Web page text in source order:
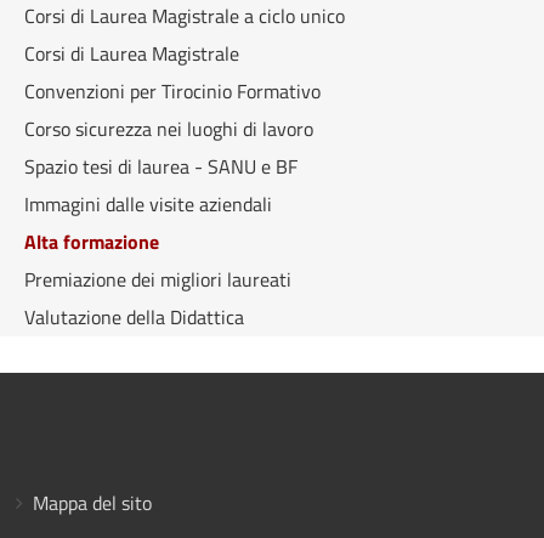
Corsi di Laurea Magistrale a ciclo unico
Corsi di Laurea Magistrale
Convenzioni per Tirocinio Formativo
Corso sicurezza nei luoghi di lavoro
Spazio tesi di laurea - SANU e BF
Immagini dalle visite aziendali
Alta formazione
Premiazione dei migliori laureati
Valutazione della Didattica
Mappa del sito